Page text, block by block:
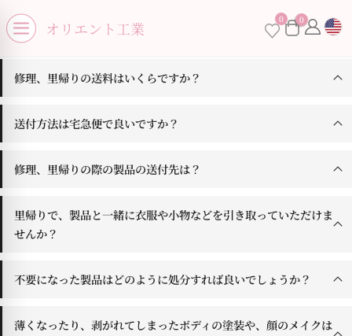
Open menu
オリエント工業 0 0×
menu
修理、里帰りの送料はいくらですか？
送付方法は宅急便で良いですか？
修理、里帰りの際の製品の送付先は？
里帰りで、製品と一緒に衣服や小物などを引き取っていただけま
せんか？
不要になった製品はどのように処分すれば良いでしょうか？
薄くなったり、剥がれてしまったボディの塗装や、顔のメイクは